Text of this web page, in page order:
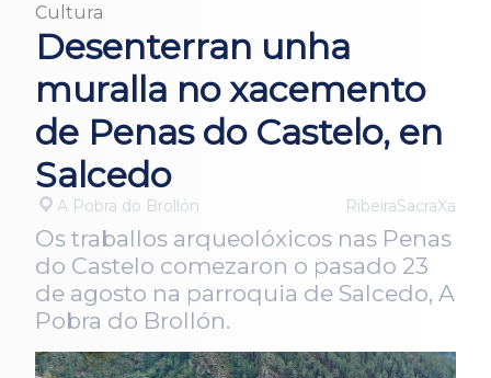
Cultura
Desenterran unha
muralla no xacemento
de Penas do Castelo, en
Salcedo
A Pobra do Brollón RibeiraSacraXa
Os traballos arqueolóxicos nas Penas
do Castelo comezaron o pasado 23
de agosto na parroquia de Salcedo, A
Pobra do Brollón.